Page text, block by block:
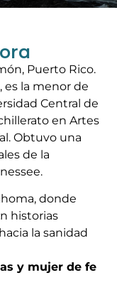
Puerto Rico.
la menor de
Central de
en Artes
Obtuvo una
de la
donde
historias
la sanidad
y mujer de fe